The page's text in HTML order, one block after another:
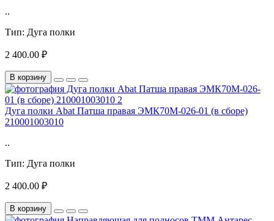
..
Тип: Дуга полки
2 400.00 ₽
В корзину
Дуга полки Abat Патша правая ЭМК70М-026-01 (в сборе)
210001003010
..
Тип: Дуга полки
2 400.00 ₽
В корзину